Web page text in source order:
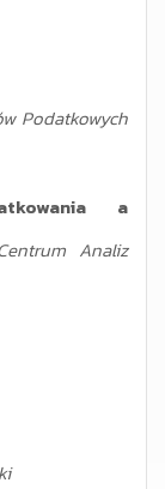
Podatkowych
a
Analiz